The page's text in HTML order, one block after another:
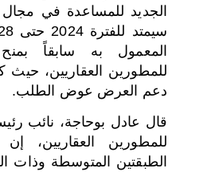
الجديد للمساعدة في
المعمول به سابقاً
للمطورين العقاريين، حيث
دعم العرض عوض الطلب.
قال عادل بوحاجة، نائب
للمطورين العقاريين،
الطبقتين المتوسطة وذات